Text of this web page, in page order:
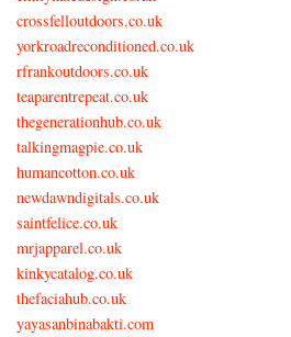
crossfelloutdoors.co.uk
yorkroadreconditioned.co.uk
rfrankoutdoors.co.uk
teaparentrepeat.co.uk
thegenerationhub.co.uk
talkingmagpie.co.uk
humancotton.co.uk
newdawndigitals.co.uk
saintfelice.co.uk
mrjapparel.co.uk
kinkycatalog.co.uk
thefaciahub.co.uk
yayasanbinabakti.com